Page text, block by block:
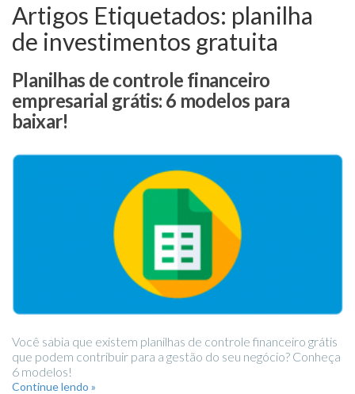
Artigos Etiquetados: planilha
de investimentos gratuita
Planilhas de controle financeiro
empresarial grátis: 6 modelos para
baixar!
Você sabia que existem planilhas de controle financeiro grátis
que podem contribuir para a gestão do seu negócio? Conheça
6 modelos!
Continue lendo »